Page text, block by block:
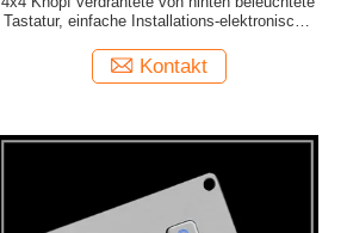
Tastatur, einfache Installations-elektronische
Kontakt